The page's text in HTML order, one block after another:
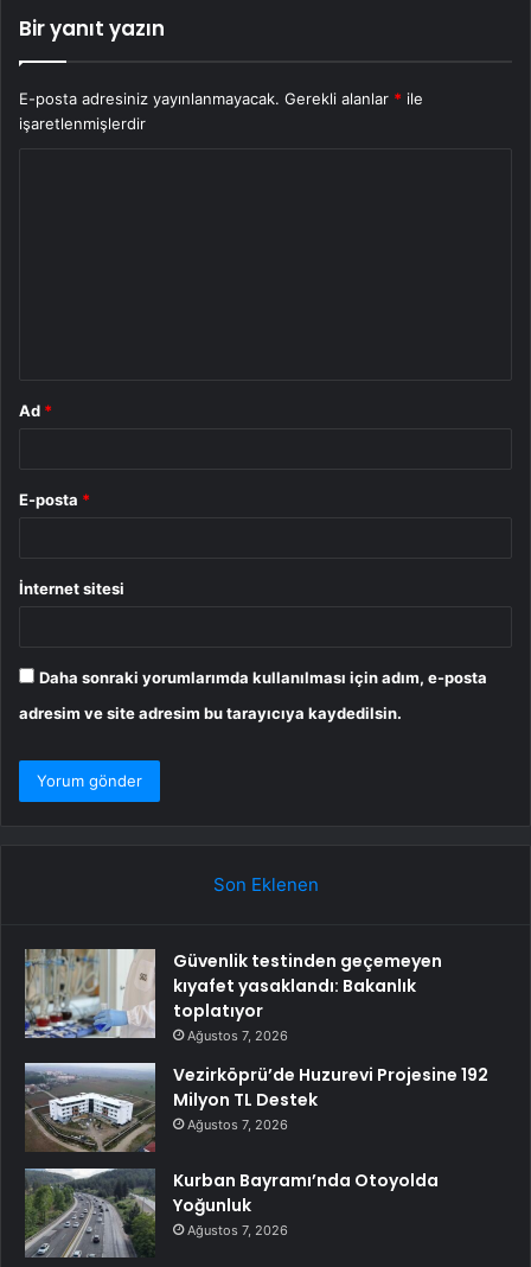
Bir yanıt yazın
E-posta adresiniz yayınlanmayacak. Gerekli alanlar * ile
işaretlenmişlerdir
Ad *
E-posta *
İnternet sitesi
Daha sonraki yorumlarımda kullanılması için adım, e-posta
adresim ve site adresim bu tarayıcıya kaydedilsin.
Son Eklenen
Güvenlik testinden geçemeyen
kıyafet yasaklandı: Bakanlık
toplatıyor
Ağustos 7, 2026
Vezirköprü’de Huzurevi Projesine 192
Milyon TL Destek
Ağustos 7, 2026
Kurban Bayramı’nda Otoyolda
Yoğunluk
Ağustos 7, 2026